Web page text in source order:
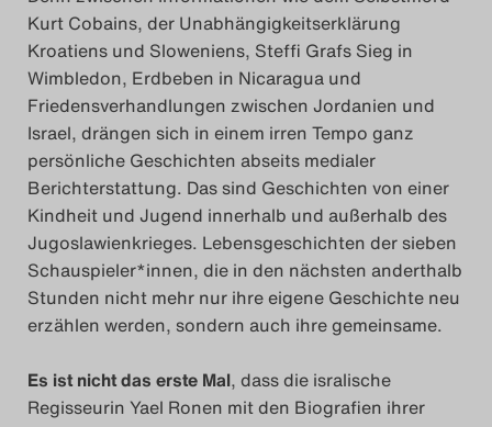
2024
Das Theatertreffen-Blog
2025
Das Theatertreffen-Blog
Archiv
Impressum
Search
Kurt Cobains, der Unabhängigkeitserklärung
Kroatiens und Sloweniens, Steffi Grafs Sieg in
Wimbledon, Erdbeben in Nicaragua und
Friedensverhandlungen zwischen Jordanien und
Israel, drängen sich in einem irren Tempo ganz
persönliche Geschichten abseits medialer
Berichterstattung. Das sind Geschichten von einer
Kindheit und Jugend innerhalb und außerhalb des
Jugoslawienkrieges. Lebensgeschichten der sieben
Schauspieler*innen, die in den nächsten anderthalb
Stunden nicht mehr nur ihre eigene Geschichte neu
erzählen werden, sondern auch ihre gemeinsame.
Es ist nicht das erste Mal, dass die isralische
Regisseurin Yael Ronen mit den Biografien ihrer